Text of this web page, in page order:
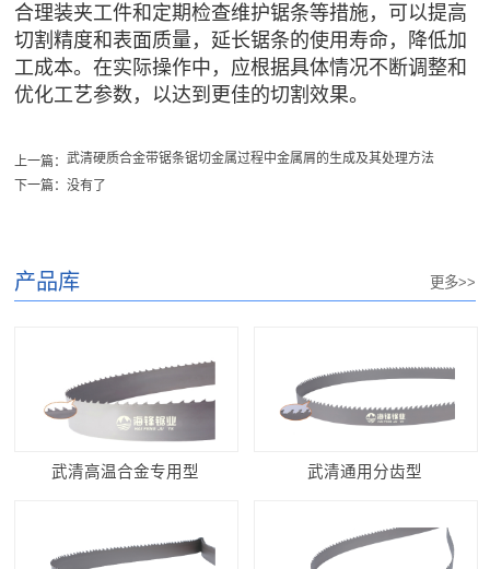
合理装夹工件和定期检查维护锯条等措施，可以提高
切割精度和表面质量，延长锯条的使用寿命，降低加
工成本。在实际操作中，应根据具体情况不断调整和
优化工艺参数，以达到更佳的切割效果。
上一篇：武清硬质合金带锯条锯切金属过程中金属屑的生成及其处理方法
下一篇：没有了
更多>>
产品库
武清高温合金专用型 武清通用分齿型